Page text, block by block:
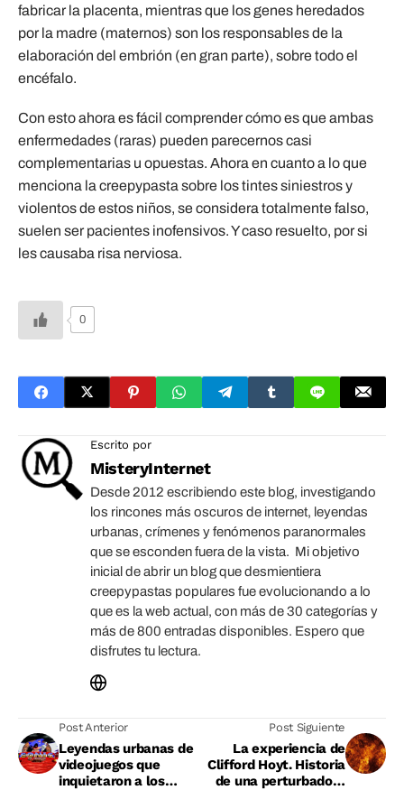
fabricar la placenta, mientras que los genes heredados
por la madre (maternos) son los responsables de la
elaboración del embrión (en gran parte), sobre todo el
encéfalo.
Con esto ahora es fácil comprender cómo es que ambas
enfermedades (raras) pueden parecernos casi
complementarias u opuestas. Ahora en cuanto a lo que
menciona la creepypasta sobre los tintes siniestros y
violentos de estos niños, se considera totalmente falso,
suelen ser pacientes inofensivos. Y caso resuelto, por si
les causaba risa nerviosa.
0
Escrito por
MisteryInternet
Desde 2012 escribiendo este blog, investigando
los rincones más oscuros de internet, leyendas
urbanas, crímenes y fenómenos paranormales
que se esconden fuera de la vista. Mi objetivo
inicial de abrir un blog que desmientiera
creepypastas populares fue evolucionando a lo
que es la web actual, con más de 30 categorías y
más de 800 entradas disponibles. Espero que
disfrutes tu lectura.
Post Anterior
Leyendas urbanas de
videojuegos que
inquietaron a los
Post Siguiente
La experiencia de
Clifford Hoyt. Historia
de una perturbadora